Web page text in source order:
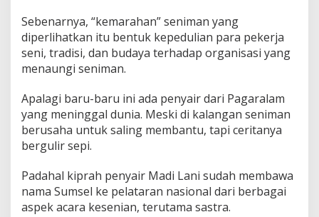
Sebenarnya, “kemarahan” seniman yang
diperlihatkan itu bentuk kepedulian para pekerja
seni, tradisi, dan budaya terhadap organisasi yang
menaungi seniman.
Apalagi baru-baru ini ada penyair dari Pagaralam
yang meninggal dunia. Meski di kalangan seniman
berusaha untuk saling membantu, tapi ceritanya
bergulir sepi.
Padahal kiprah penyair Madi Lani sudah membawa
nama Sumsel ke pelataran nasional dari berbagai
aspek acara kesenian, terutama sastra.